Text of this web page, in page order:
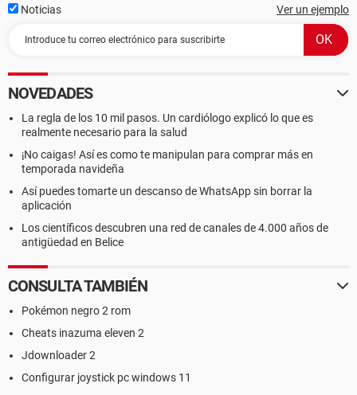
Noticias Ver un ejemplo
NOVEDADES
La regla de los 10 mil pasos. Un cardiólogo explicó lo que es
realmente necesario para la salud
¡No caigas! Así es como te manipulan para comprar más en
temporada navideña
Así puedes tomarte un descanso de WhatsApp sin borrar la
aplicación
Los científicos descubren una red de canales de 4.000 años de
antigüedad en Belice
CONSULTA TAMBIÉN
Pokémon negro 2 rom
Cheats inazuma eleven 2
Jdownloader 2
Configurar joystick pc windows 11